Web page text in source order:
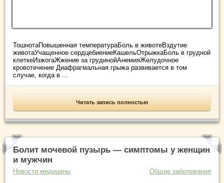
ТошнотаПовышенная температураБоль в животеВздутие
животаУчащенное сердцебиениеКашельОтрыжкаБоль в грудной
клеткеИзжогаЖжение за грудинойАнемияЖелудочное
кровотечение Диафрагмальная грыжа развивается в том
случае, когда в ...
Читать запись полностью
Болит мочевой пузырь — симптомы у женщин
и мужчин
Новости медицины Общие заболевания